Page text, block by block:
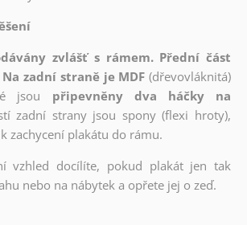
zvlášť s rámem. Přední část
zadní straně je MDF (dřevovláknitá)
jsou
připevněny dva háčky na
zadní strany jsou spony (flexi hroty),
zachycení plakátu do rámu.
vzhled docílíte, pokud plakát jen tak
nebo na nábytek a opřete jej o zeď.